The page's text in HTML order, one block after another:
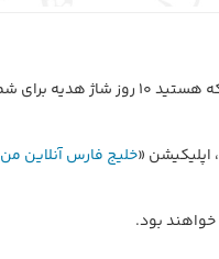
، اپلیکیشن «خلیج فارس آنلاین من